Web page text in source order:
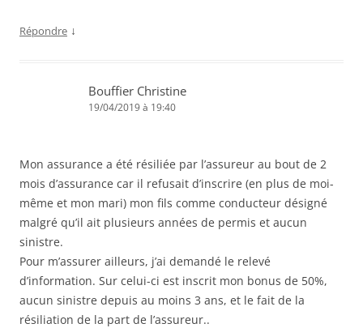
Répondre ↓
Bouffier Christine
19/04/2019 à 19:40
Mon assurance a été résiliée par l’assureur au bout de 2
mois d’assurance car il refusait d’inscrire (en plus de moi-
même et mon mari) mon fils comme conducteur désigné
malgré qu’il ait plusieurs années de permis et aucun
sinistre.
Pour m’assurer ailleurs, j’ai demandé le relevé
d’information. Sur celui-ci est inscrit mon bonus de 50%,
aucun sinistre depuis au moins 3 ans, et le fait de la
résiliation de la part de l’assureur..